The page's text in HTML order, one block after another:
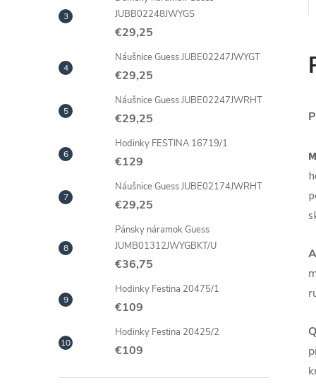
JUBB02248JWYGS
€29,25
Náušnice Guess JUBE02247JWYGT
€29,25
Náušnice Guess JUBE02247JWRHT
€29,25
Hodinky FESTINA 16719/1
€129
Náušnice Guess JUBE02174JWRHT
€29,25
Pánsky náramok Guess
JUMB01312JWYGBKT/U
€36,75
Hodinky Festina 20475/1
€109
Hodinky Festina 20425/2
€109